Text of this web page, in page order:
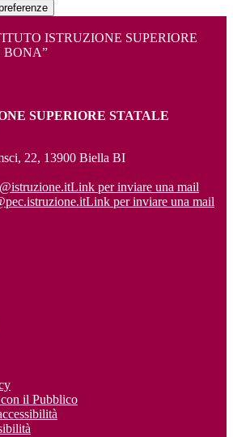
ISTRUZIONE SUPERIORE
BONA”
SUPERIORE STATALE
22, 13900 Biella BI
Link per inviare una mail
Link per inviare una mail
il Pubblico